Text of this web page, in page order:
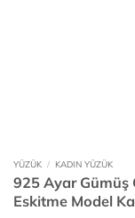
YÜZÜK / KADIN YÜZÜK
925 Ayar Gümüş
Eskitme Model